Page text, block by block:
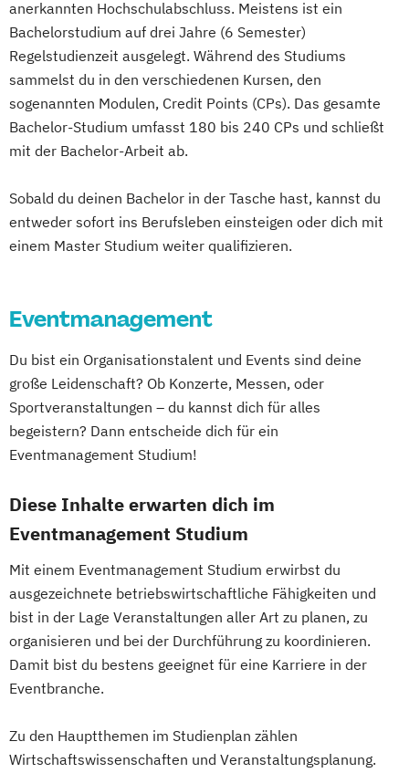
anerkannten Hochschulabschluss. Meistens ist ein
Bachelorstudium auf drei Jahre (6 Semester)
Regelstudienzeit ausgelegt. Während des Studiums
sammelst du in den verschiedenen Kursen, den
sogenannten Modulen, Credit Points (CPs). Das gesamte
Bachelor-Studium umfasst 180 bis 240 CPs und schließt
mit der Bachelor-Arbeit ab.
Sobald du deinen Bachelor in der Tasche hast, kannst du
entweder sofort ins Berufsleben einsteigen oder dich mit
einem Master Studium weiter qualifizieren.
Eventmanagement
Du bist ein Organisationstalent und Events sind deine
große Leidenschaft? Ob Konzerte, Messen, oder
Sportveranstaltungen – du kannst dich für alles
begeistern? Dann entscheide dich für ein
Eventmanagement Studium!
Diese Inhalte erwarten dich im
Eventmanagement Studium
Mit einem Eventmanagement Studium erwirbst du
ausgezeichnete betriebswirtschaftliche Fähigkeiten und
bist in der Lage Veranstaltungen aller Art zu planen, zu
organisieren und bei der Durchführung zu koordinieren.
Damit bist du bestens geeignet für eine Karriere in der
Eventbranche.
Zu den Hauptthemen im Studienplan zählen
Wirtschaftswissenschaften und Veranstaltungsplanung.